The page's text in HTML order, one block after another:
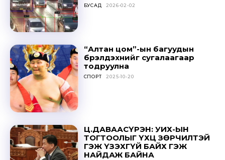
БУСАД 2026-02-02
“Алтан цом”-ын багуудын
бүрэлдэхүүнийг сугалаагаар
тодруулна
СПОРТ 2025-10-20
Ц.ДАВААСҮРЭН: УИХ-ЫН
ТОГТООЛЫГ ҮХЦ ЗӨРЧИЛТЭЙ
ГЭЖ ҮЗЭХГҮЙ БАЙХ ГЭЖ
НАЙДАЖ БАЙНА